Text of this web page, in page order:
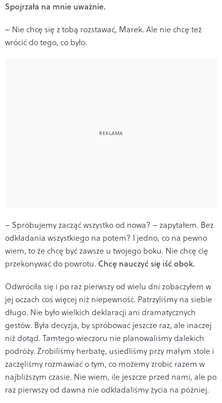
Spojrzała na mnie uważnie.
– Nie chcę się z tobą rozstawać, Marek. Ale nie chcę też
wrócić do tego, co było.
– Spróbujemy zacząć wszystko od nowa? – zapytałem. Bez
odkładania wszystkiego na potem? I jedno, co na pewno
wiem, to że chcę być zawsze u twojego boku. Nie chcę cię
przekonywać do powrotu. Chcę nauczyć się iść obok.
Odwróciła się i po raz pierwszy od wielu dni zobaczyłem w
jej oczach coś więcej niż niepewność. Patrzyliśmy na siebie
długo. Nie było wielkich deklaracji ani dramatycznych
gestów. Była decyzja, by spróbować jeszcze raz, ale inaczej
niż dotąd. Tamtego wieczoru nie planowaliśmy dalekich
podróży. Zrobiliśmy herbatę, usiedliśmy przy małym stole i
zaczęliśmy rozmawiać o tym, co możemy zrobić razem w
najbliższym czasie. Nie wiem, ile jeszcze przed nami, ale po
raz pierwszy od dawna nie odkładaliśmy życia na później.